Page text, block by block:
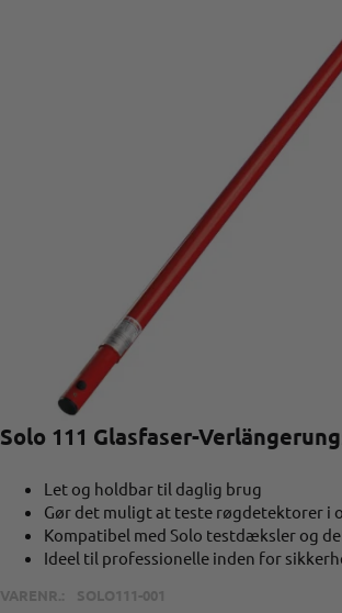
Solo 111 Glasfaser-
Let og holdbar til daglig brug
Gør det muligt at teste røgdetektorer i
Kompatibel med Solo testdæksler og
Ideel til professionelle inden for
VARENR.: SOLO111-001